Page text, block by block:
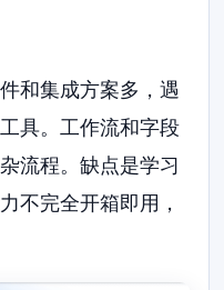
和集成方案多，遇
具。工作流和字段
流程。缺点是学习
不完全开箱即用，